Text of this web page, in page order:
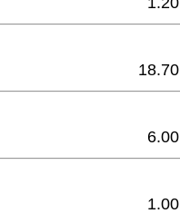
18.70
6.00
1.00